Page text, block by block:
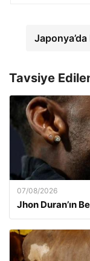
Tavsiye
07/08/2026
Jhon Duran’ın